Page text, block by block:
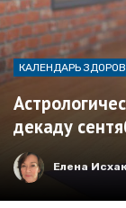
КАЛЕНДАРЬ
декаду
Елена